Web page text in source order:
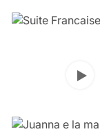
Play